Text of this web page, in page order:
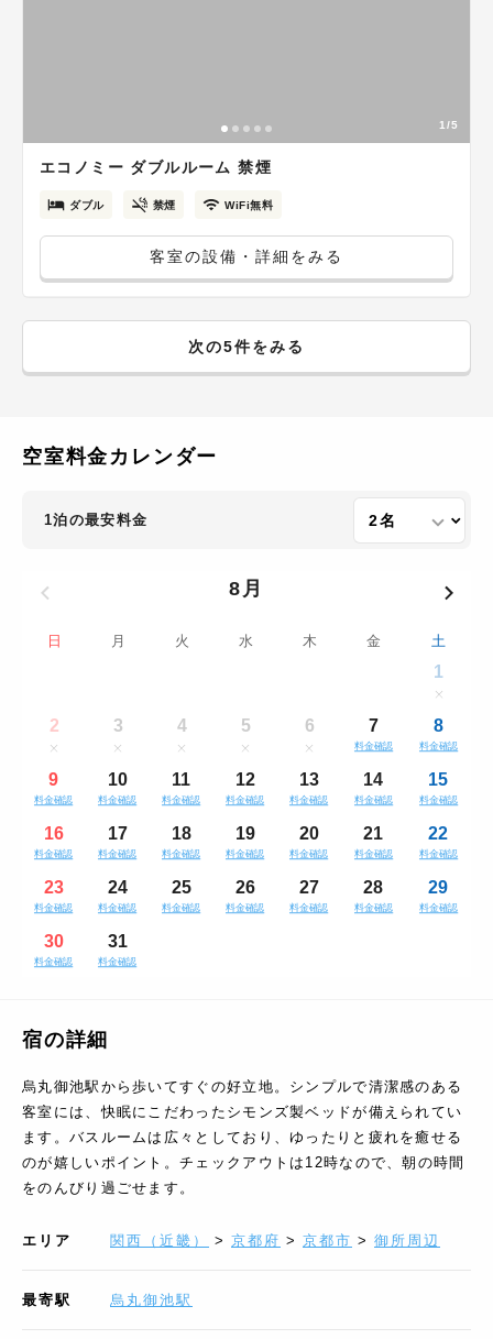
1/5
エコノミー ダブルルーム 禁煙
ダブル 禁煙 WiFi無料
客室の設備・詳細をみる
次の5件をみる
空室料金カレンダー
1泊の最安料金
8月
日 月 火 水 木 金 土
1
2 3 4 5 6 7
料金確認
8
料金確認
9
料金確認
10
料金確認
11
料金確認
12
料金確認
13
料金確認
14
料金確認
15
料金確認
16
料金確認
17
料金確認
18
料金確認
19
料金確認
20
料金確認
21
料金確認
22
料金確認
23
料金確認
24
料金確認
25
料金確認
26
料金確認
27
料金確認
28
料金確認
29
料金確認
30
料金確認
31
料金確認
宿の詳細
烏丸御池駅から歩いてすぐの好立地。シンプルで清潔感のある
客室には、快眠にこだわったシモンズ製ベッドが備えられてい
ます。バスルームは広々としており、ゆったりと疲れを癒せる
のが嬉しいポイント。チェックアウトは12時なので、朝の時間
をのんびり過ごせます。
エリア 関西（近畿） > 京都府 > 京都市 > 御所周辺
最寄駅 烏丸御池駅